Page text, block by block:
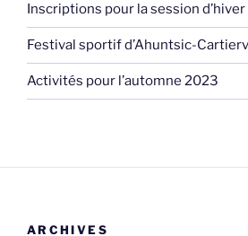
Inscriptions pour la session
Festival sportif d’Ahuntsic-
Activités pour l’automne 2023
ARCHIVES